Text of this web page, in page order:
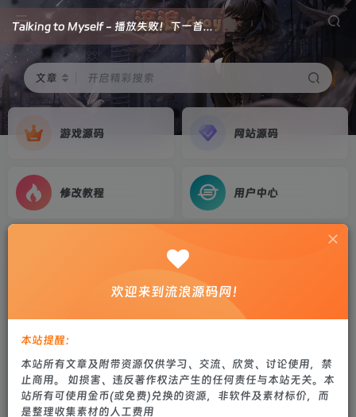
文章 开启精彩搜索
游戏源码 网站源码
修改教程 用户中心
帧]】2026最新整理Linux本地学习手工端+前后端
全套源码+后台+双端+教程
1个月前更新
0 501 20
欢迎来到流浪源码网！
本站提醒：
本站所有文章及附带资源仅供学习、交流、欣赏、讨论使用，禁
止商用。 如损害、违反著作权法产生的任何责任与本站无关。本
站所有可使用金币(或免费)兑换的资源，非软件及素材标价，而
是整理收集素材的人工费用